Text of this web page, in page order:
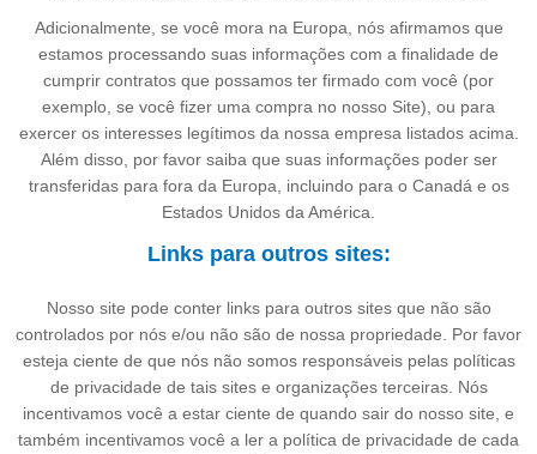
Adicionalmente, se você mora na Europa, nós afirmamos que
estamos processando suas informações com a finalidade de
cumprir contratos que possamos ter firmado com você (por
exemplo, se você fizer uma compra no nosso Site), ou para
exercer os interesses legítimos da nossa empresa listados acima.
Além disso, por favor saiba que suas informações poder ser
transferidas para fora da Europa, incluindo para o Canadá e os
Estados Unidos da América.
Links para outros sites:
Nosso site pode conter links para outros sites que não são
controlados por nós e/ou não são de nossa propriedade. Por favor
esteja ciente de que nós não somos responsáveis pelas políticas
de privacidade de tais sites e organizações terceiras. Nós
incentivamos você a estar ciente de quando sair do nosso site, e
também incentivamos você a ler a política de privacidade de cada